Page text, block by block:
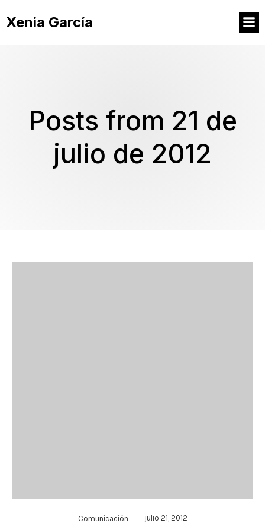
Xenia García
Posts from 21 de
julio de 2012
Comunicación julio 21, 2012